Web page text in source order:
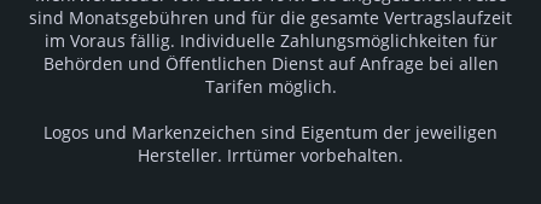
sind Monatsgebühren und für die gesamte Vertragslaufzeit
im Voraus fällig. Individuelle Zahlungsmöglichkeiten für
Behörden und Öffentlichen Dienst auf Anfrage bei allen
Tarifen möglich.
Logos und Markenzeichen sind Eigentum der jeweiligen
Hersteller. Irrtümer vorbehalten.